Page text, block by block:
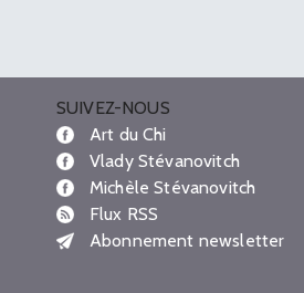
SUIVEZ-NOUS
Art du Chi
Vlady Stévanovitch
Michèle Stévanovitch
Flux RSS
Abonnement newsletter